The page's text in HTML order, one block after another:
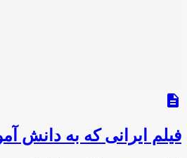
description
فیلم ایرانی که به دانش